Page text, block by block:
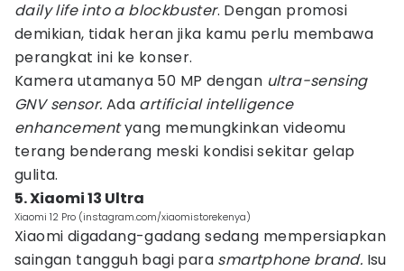
daily life into a blockbuster. Dengan promosi
demikian, tidak heran jika kamu perlu membawa
perangkat ini ke konser.
Kamera utamanya 50 MP dengan ultra-sensing
GNV sensor. Ada artificial intelligence
enhancementyang memungkinkan videomu
terang benderang meski kondisi sekitar gelap
gulita.
5. Xiaomi 13 Ultra
Xiaomi 12 Pro (instagram.com/xiaomistorekenya)
Xiaomi digadang-gadang sedang mempersiapkan
saingan tangguh bagi para smartphone brand. Isu